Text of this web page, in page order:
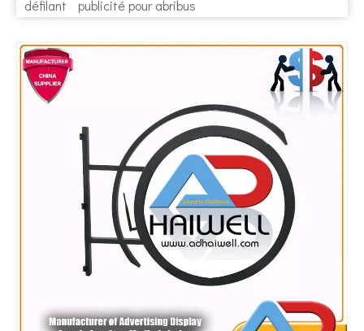
défilant
publicité pour abribus